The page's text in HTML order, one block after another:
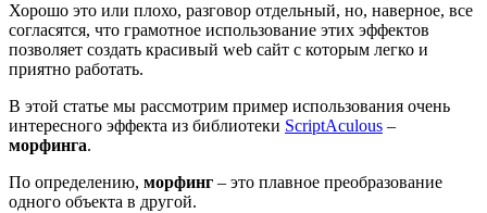
Хорошо это или плохо, разговор отдельный, но, наверное, все
согласятся, что грамотное использование этих эффектов
позволяет создать красивый web сайт с которым легко и
приятно работать.
В этой статье мы рассмотрим пример использования очень
интересного эффекта из библиотеки ScriptAculous –
морфинга.
По определению, морфинг – это плавное преобразование
одного объекта в другой.